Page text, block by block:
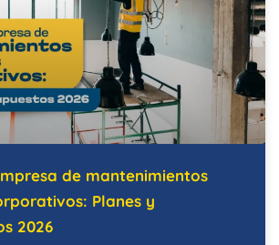
de mantenimientos
Planes y
2026